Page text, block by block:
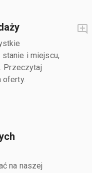
i miejscu,
Przeczytaj
oferty.
na naszej